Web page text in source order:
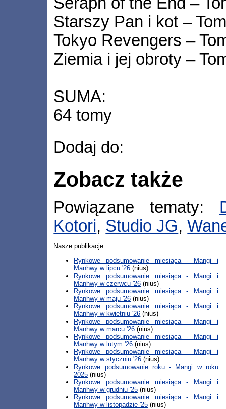
Starszy Pan i kot –
Tokyo Revengers –
Ziemia i jej obroty –
SUMA:
64 tomy
Dodaj do:
Zobacz także
Powiązane tematy:
Kotori, Studio JG,
Nasze publikacje:
Rynkowe podsumowanie miesiąca - Mangi i
Manhwy w lipcu '26 (nius)
Rynkowe podsumowanie miesiąca - Mangi i
Manhwy w czerwcu '26 (nius)
Rynkowe podsumowanie miesiąca - Mangi i
Manhwy w maju '26 (nius)
Rynkowe podsumowanie miesiąca - Mangi i
Manhwy w kwietniu '26 (nius)
Rynkowe podsumowanie miesiąca - Mangi i
Manhwy w marcu '26 (nius)
Rynkowe podsumowanie miesiąca - Mangi i
Manhwy w lutym '26 (nius)
Rynkowe podsumowanie miesiąca - Mangi i
Manhwy w styczniu '26 (nius)
Rynkowe podsumowanie roku - Mangi w roku
2025 (nius)
Rynkowe podsumowanie miesiąca - Mangi i
Manhwy w grudniu '25 (nius)
Rynkowe podsumowanie miesiąca - Mangi i
Manhwy w listopadzie '25 (nius)